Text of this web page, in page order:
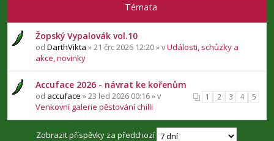
Témata
Žopský Vypalovák vol.10
od DarthVikta » 21 črc 2026 12:20 » vUdálosti, schůzky a
akce, novinky
Accuface 2026 - návrat ke kořenům
1 2 3 4 5
od accuface » 23 led 2026 00:16 » v
Venkovní galerie pěstování chilli
Zobrazit příspěvky za předchozí